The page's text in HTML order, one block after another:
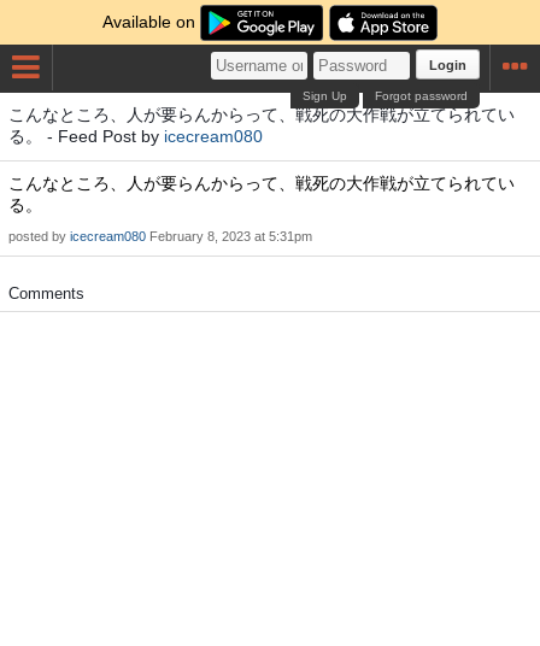
Available on
Login
Forgot password
Sign Up
こんなところ、人が要らんからって、戦死の大作戦が立てられてい
る。 - Feed Post by icecream080
こんなところ、人が要らんからって、戦死の大作戦が立てられてい
る。
posted by icecream080 February 8, 2023 at 5:31pm
Comments